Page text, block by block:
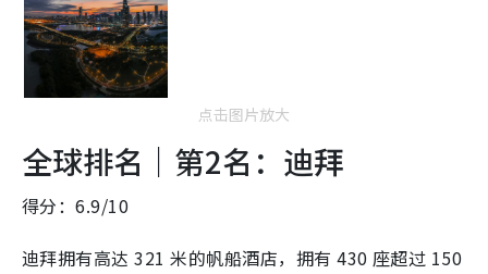
点击图片放大
全球排名｜第2名：迪拜
得分：6.9/10
迪拜拥有高达 321 米的帆船酒店，拥有 430 座超过 150